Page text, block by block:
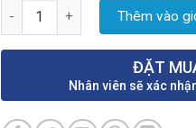
Van cổng gang JS số lượng
Thêm vào
ĐẶT
Nhân viên sẽ xác